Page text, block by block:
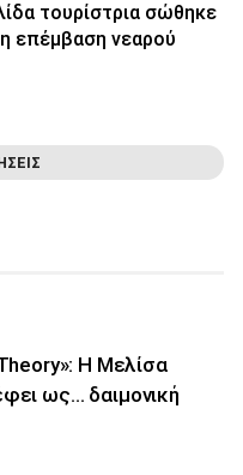
τουρίστρια σώθηκε
επέμβαση νεαρού
Η Μελίσα
ως… δαιμονική